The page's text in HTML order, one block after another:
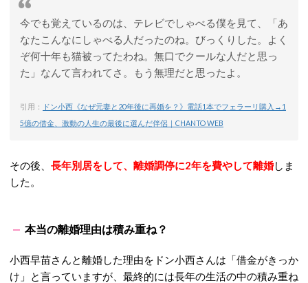
今でも覚えているのは、テレビでしゃべる僕を見て、「あ
なたこんなにしゃべる人だったのね。びっくりした。よく
ぞ何十年も猫被ってたわね。無口でクールな人だと思っ
た」なんて言われてさ。もう無理だと思ったよ。
引用：
ドン小西《なぜ元妻と20年後に再婚を？》電話1本でフェラーリ購入→1
5億の借金、激動の人生の最後に選んだ伴侶｜CHANTO WEB
その後、 長年別居をして、離婚調停に2年を費やして離婚しま
した。
本当の離婚理由は積み重ね？
小西早苗さんと離婚した理由をドン小西さんは「借金がきっか
け」と言っていますが、最終的には長年の生活の中の積み重ね